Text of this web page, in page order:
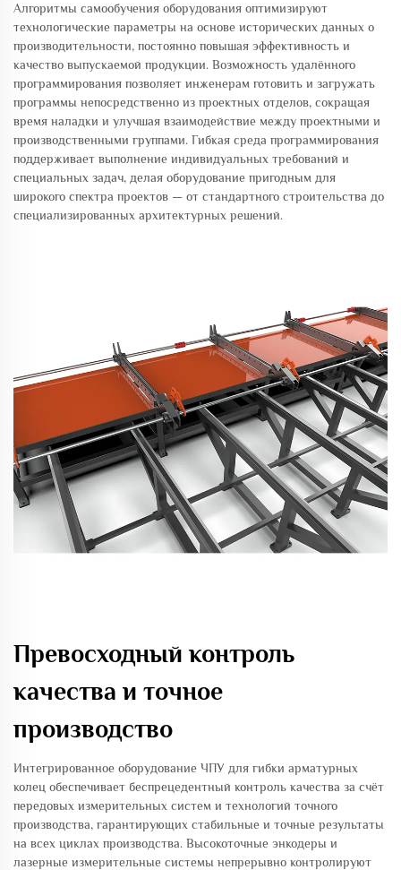
Алгоритмы самообучения оборудования оптимизируют
технологические параметры на основе исторических данных о
производительности, постоянно повышая эффективность и
качество выпускаемой продукции. Возможность удалённого
программирования позволяет инженерам готовить и загружать
программы непосредственно из проектных отделов, сокращая
время наладки и улучшая взаимодействие между проектными и
производственными группами. Гибкая среда программирования
поддерживает выполнение индивидуальных требований и
специальных задач, делая оборудование пригодным для
широкого спектра проектов — от стандартного строительства до
специализированных архитектурных решений.
Превосходный контроль
качества и точное
производство
Интегрированное оборудование ЧПУ для гибки арматурных
колец обеспечивает беспрецедентный контроль качества за счёт
передовых измерительных систем и технологий точного
производства, гарантирующих стабильные и точные результаты
на всех циклах производства. Высокоточные энкодеры и
лазерные измерительные системы непрерывно контролируют